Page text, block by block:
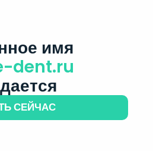
имя
dent.ru
СЕЙЧАС